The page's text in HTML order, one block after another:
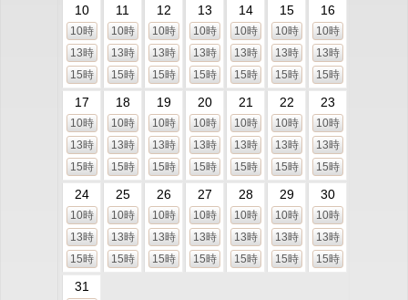
10
10時
13時
15時
11
10時
13時
15時
12
10時
13時
15時
13
10時
13時
15時
14
10時
13時
15時
15
10時
13時
15時
16
10時
13時
15時
17
10時
13時
15時
18
10時
13時
15時
19
10時
13時
15時
20
10時
13時
15時
21
10時
13時
15時
22
10時
13時
15時
23
10時
13時
15時
24
10時
13時
15時
25
10時
13時
15時
26
10時
13時
15時
27
10時
13時
15時
28
10時
13時
15時
29
10時
13時
15時
30
10時
13時
15時
31